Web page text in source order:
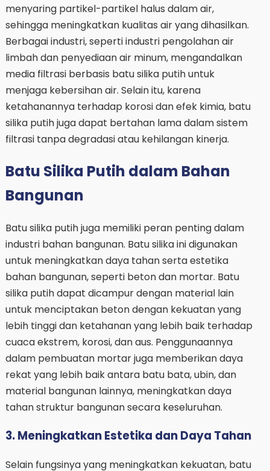
menyaring partikel-partikel halus dalam air,
sehingga meningkatkan kualitas air yang dihasilkan.
Berbagai industri, seperti industri pengolahan air
limbah dan penyediaan air minum, mengandalkan
media filtrasi berbasis batu silika putih untuk
menjaga kebersihan air. Selain itu, karena
ketahanannya terhadap korosi dan efek kimia, batu
silika putih juga dapat bertahan lama dalam sistem
filtrasi tanpa degradasi atau kehilangan kinerja.
Batu Silika Putih dalam Bahan
Bangunan
Batu silika putih juga memiliki peran penting dalam
industri bahan bangunan. Batu silika ini digunakan
untuk meningkatkan daya tahan serta estetika
bahan bangunan, seperti beton dan mortar. Batu
silika putih dapat dicampur dengan material lain
untuk menciptakan beton dengan kekuatan yang
lebih tinggi dan ketahanan yang lebih baik terhadap
cuaca ekstrem, korosi, dan aus. Penggunaannya
dalam pembuatan mortar juga memberikan daya
rekat yang lebih baik antara batu bata, ubin, dan
material bangunan lainnya, meningkatkan daya
tahan struktur bangunan secara keseluruhan.
3. Meningkatkan Estetika dan Daya Tahan
Selain fungsinya yang meningkatkan kekuatan, batu